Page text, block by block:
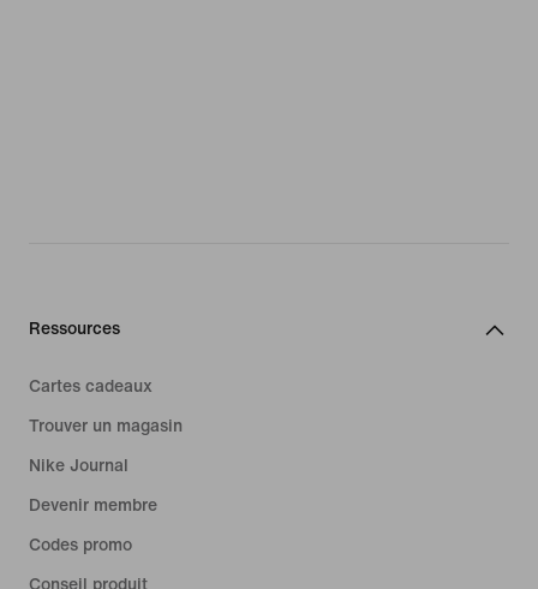
Ressources
Cartes cadeaux
Trouver un magasin
Nike Journal
Devenir membre
Codes promo
Conseil produit